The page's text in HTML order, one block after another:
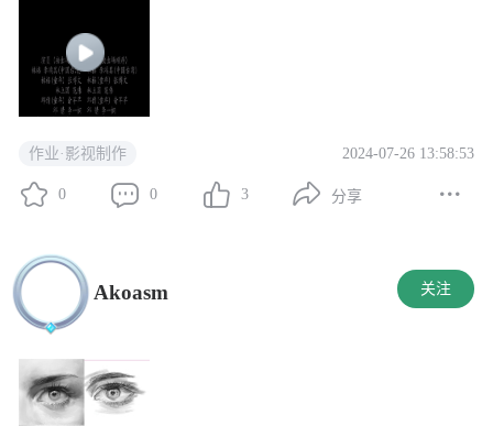
作业·影视制作 2024-07-26 13:58:53
0 0 3 分享
Akoasm 关注